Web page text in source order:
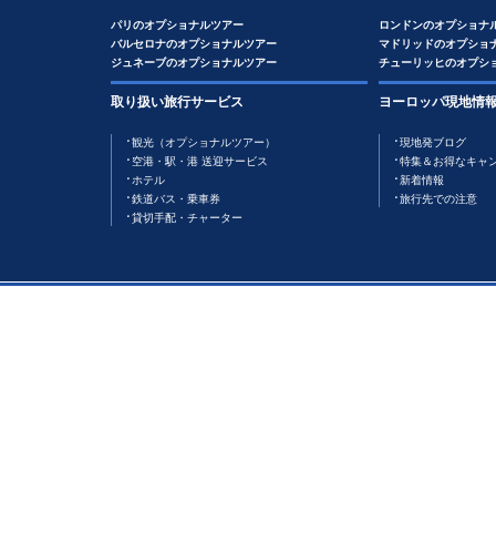
パリのオプショナルツアー
バルセロナのオプショナルツアー
ジュネーブのオプショナルツアー
ロンドンのオプショナ
マドリッドのオプショ
チューリッヒのオプシ
取り扱い旅行サービス
観光（オプショナルツアー）
空港・駅・港 送迎サービス
ホテル
鉄道バス・乗車券
貸切手配・チャーター
ヨーロッパ現地情
現地発ブログ
特集＆お得なキャ
新着情報
旅行先での注意